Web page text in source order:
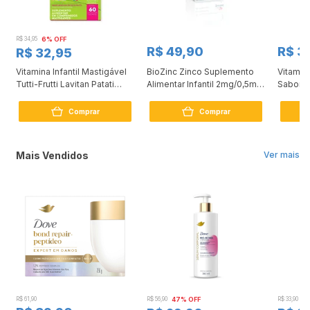
R$ 34,95 6% OFF
R$ 32,95
Vitamina Infantil Mastigável
Tutti-Frutti Lavitan Patati
Comprar
R$ 49,90
BioZinc Zinco Suplemento
Alimentar Infantil 2mg/0,5ml
Comprar
R$
Sabor
Ver mais
Mais Vendidos
R$ 61,90 R$ 56,90 47% OFF R$ 33,90